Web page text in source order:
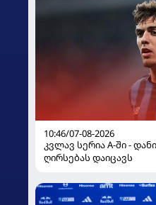
10:46/07-08-2026
კვლავ სერია A-ში -
ღირსებას დაიცავს